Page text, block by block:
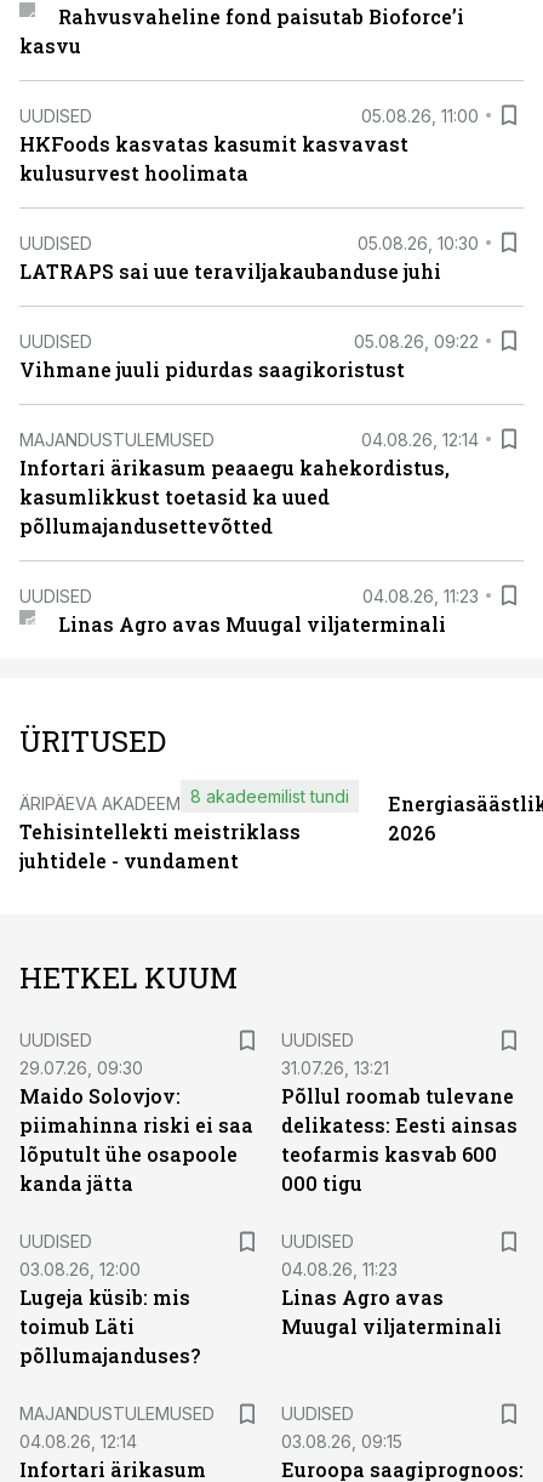
Rahvusvaheline fond paisutab Bioforce’i
kasvu
UUDISED 05.08.26, 11:00
HKFoods kasvatas kasumit kasvavast
kulusurvest hoolimata
UUDISED 05.08.26, 10:30
LATRAPS sai uue teraviljakaubanduse juhi
UUDISED 05.08.26, 09:22
Vihmane juuli pidurdas saagikoristust
MAJANDUSTULEMUSED 04.08.26, 12:14
Infortari ärikasum peaaegu kahekordistus,
kasumlikkust toetasid ka uued
põllumajandusettevõtted
UUDISED 04.08.26, 11:23
Linas Agro avas Muugal viljaterminali
ÜRITUSED
ÄRIPÄEVA AKADEEMIA
Tehisintellekti meistriklass
juhtidele - vundament
8 akadeemilist tundi
2026
HETKEL KUUM
UUDISED
29.07.26, 09:30
Maido Solovjov:
piimahinna riski ei saa
lõputult ühe osapoole
kanda jätta
UUDISED
31.07.26, 13:21
Põllul roomab tulevane
delikatess: Eesti ainsas
teofarmis kasvab 600
000 tigu
UUDISED
03.08.26, 12:00
Lugeja küsib: mis
toimub Läti
põllumajanduses?
UUDISED
04.08.26, 11:23
Linas Agro avas
Muugal viljaterminali
MAJANDUSTULEMUSED
04.08.26, 12:14
Infortari ärikasum
UUDISED
03.08.26, 09:15
Euroopa saagiprognoos: